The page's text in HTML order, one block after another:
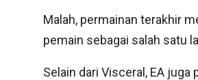
Malah, permainan terakhir
pemain sebagai salah satu
Selain dari Visceral, EA